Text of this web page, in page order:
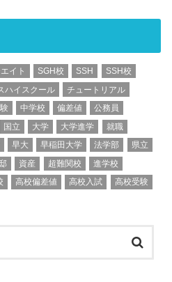
イト SGH校 SSH
SSH校
ハイスクール
チュートリアル
中学校 偏差値
公務員
国立 大学 大学進学
就職
早大 早稲田大学 法学部
県立
資産 超難関校
進学校
高校偏差値 高校入試 高校受験